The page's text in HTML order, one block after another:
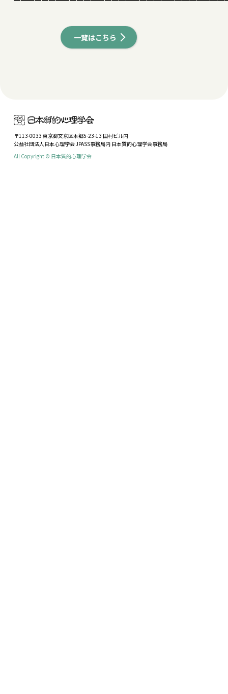
一覧はこちら
〒113-0033 東京都文京区本郷5-23-13 田村ビル内
公益社団法人日本心理学会 JPASS事務局内 日本質的心理学会事務局
All Copyright © 日本質的心理学会